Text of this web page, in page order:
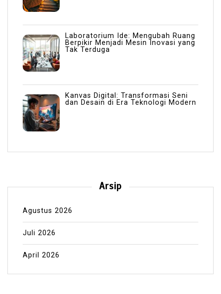
Laboratorium Ide: Mengubah Ruang
Berpikir Menjadi Mesin Inovasi yang
Tak Terduga
Kanvas Digital: Transformasi Seni
dan Desain di Era Teknologi Modern
Arsip
Agustus 2026
Juli 2026
April 2026